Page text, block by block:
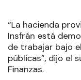
“La hacienda
Insfrán está
de trabajar bajo
públicas”, dijo el
Finanzas.